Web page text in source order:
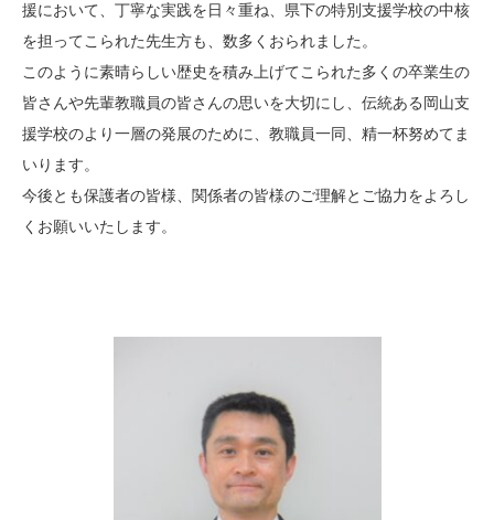
援において、丁寧な実践を日々重ね、県下の特別支援学校の中核
を担ってこられた先生方も、数多くおられました。
このように素晴らしい歴史を積み上げてこられた多くの卒業生の
皆さんや先輩教職員の皆さんの思いを大切にし、伝統ある岡山支
援学校のより一層の発展のために、教職員一同、精一杯努めてま
いります。
今後とも保護者の皆様、関係者の皆様のご理解とご協力をよろし
くお願いいたします。